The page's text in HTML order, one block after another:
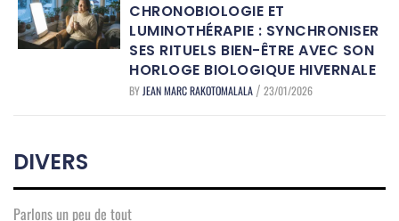
CHRONOBIOLOGIE ET
LUMINOTHÉRAPIE : SYNCHRONISER
SES RITUELS BIEN-ÊTRE AVEC SON
HORLOGE BIOLOGIQUE HIVERNALE
BY JEAN MARC RAKOTOMALALA / 23/01/2026
DIVERS
Parlons un peu de tout